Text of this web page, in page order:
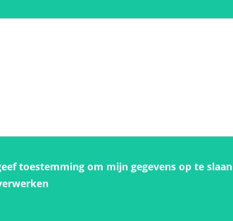
toestemming om mijn gegevens op te slaan